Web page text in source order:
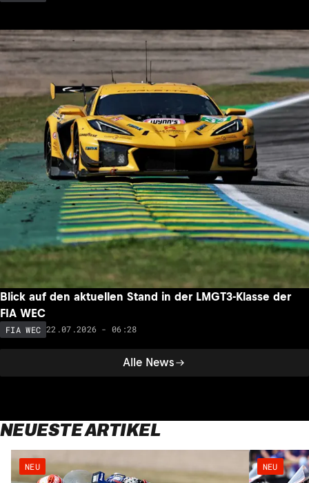
Alle News
Blick auf den aktuellen Stand in der LMGT3-Klasse der
FIA WEC
FIA WEC 22.07.2026 - 06:28
NEUESTE ARTIKEL
NEU NEU